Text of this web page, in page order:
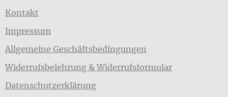
Kontakt
Impressum
Allgemeine Geschäftsbedingungen
Widerrufsbelehrung & Widerrufsformular
Datenschutzerklärung